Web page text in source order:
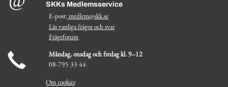
SKKs Medlemsservice
E-post: medlem@skk.se
Läs vanliga frågor och svar
Frågeforum
Måndag, onsdag och fredag kl. 9–12
08-795 33 44
Om cookies